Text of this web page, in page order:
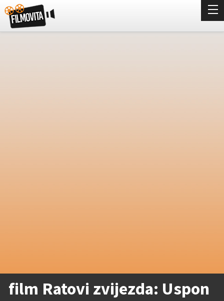
film Ratovi zvijezda: Uspon